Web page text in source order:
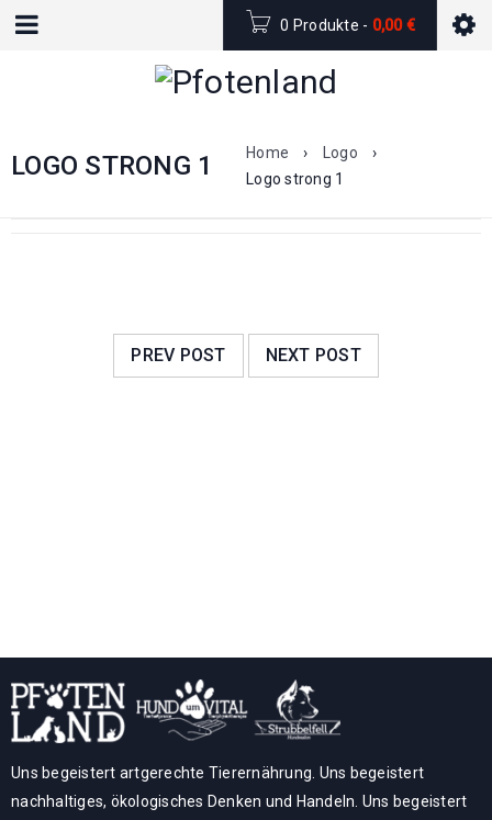
0 Produkte - 0,00€
LOGO STRONG 1 Home › Logo
›
Logo strong 1
PREV POST NEXT POST
Uns begeistert artgerechte Tierernährung. Uns begeistert
nachhaltiges, ökologisches Denken und Handeln. Uns begeistert